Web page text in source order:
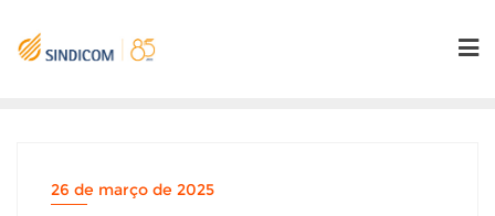
content
26 de março de 2025